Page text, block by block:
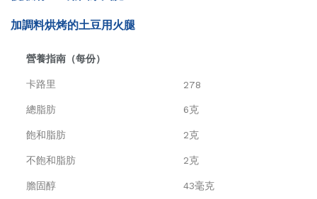
加調料烘烤的土豆用火腿
營養指南（每份）
卡路里 278
總脂肪 6克
飽和脂肪 2克
不飽和脂肪 2克
膽固醇 43毫克